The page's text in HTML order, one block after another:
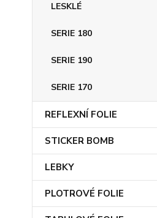
LESKLÉ
SERIE 180
SERIE 190
SERIE 170
REFLEXNÍ FOLIE
STICKER BOMB
LEBKY
PLOTROVÉ FOLIE